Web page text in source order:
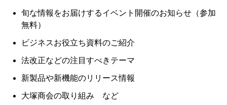
旬な情報をお届けするイベント開催のお知らせ（参加
無料）
ビジネスお役立ち資料のご紹介
法改正などの注目すべきテーマ
新製品や新機能のリリース情報
大塚商会の取り組み など